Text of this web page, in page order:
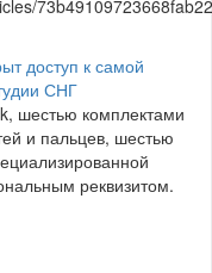
доступ к самой
СНГ
шестью комплектами
и пальцев, шестью
реквизитом.